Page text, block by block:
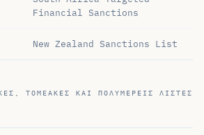
Financial Sanctions
New Zealand Sanctions List
ΤΟΜΕΑΚΈΣ ΚΑΙ ΠΟΛΥΜΕΡΕΊΣ ΛΊΣΤΕΣ